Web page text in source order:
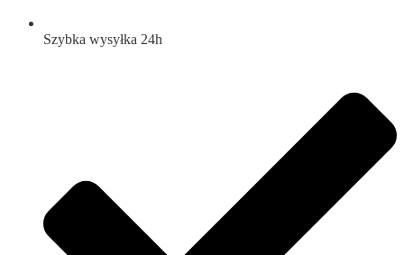
Szybka wysyłka 24h